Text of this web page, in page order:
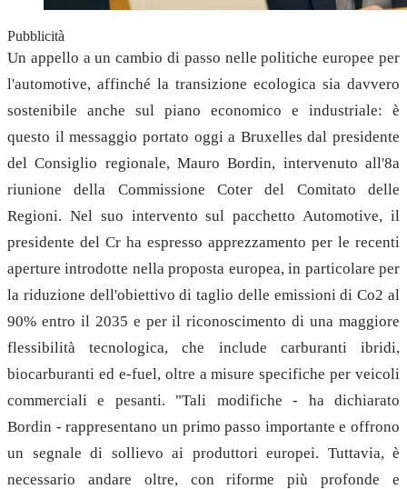
Pubblicità
Un appello a un cambio di passo nelle politiche europee per
l'automotive, affinché la transizione ecologica sia davvero
sostenibile anche sul piano economico e industriale: è
questo il messaggio portato oggi a Bruxelles dal presidente
del Consiglio regionale, Mauro Bordin, intervenuto all'8a
riunione della Commissione Coter del Comitato delle
Regioni. Nel suo intervento sul pacchetto Automotive, il
presidente del Cr ha espresso apprezzamento per le recenti
aperture introdotte nella proposta europea, in particolare per
la riduzione dell'obiettivo di taglio delle emissioni di Co2 al
90% entro il 2035 e per il riconoscimento di una maggiore
flessibilità tecnologica, che include carburanti ibridi,
biocarburanti ed e-fuel, oltre a misure specifiche per veicoli
commerciali e pesanti. "Tali modifiche - ha dichiarato
Bordin - rappresentano un primo passo importante e offrono
un segnale di sollievo ai produttori europei. Tuttavia, è
necessario andare oltre, con riforme più profonde e